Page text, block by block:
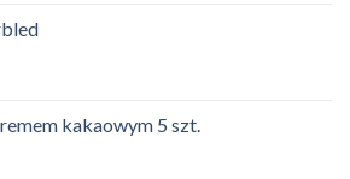
kakaowym 5 szt.